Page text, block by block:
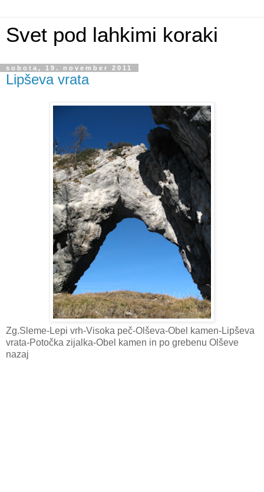
Svet pod lahkimi koraki
sobota, 19. november 2011
Lipševa vrata
Zg.Sleme-Lepi vrh-Visoka peč-Olševa-Obel kamen-Lipševa
vrata-Potočka zijalka-Obel kamen in po grebenu Olševe
nazaj